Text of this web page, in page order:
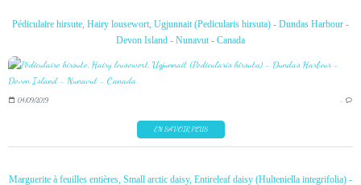
Pédiculaire hirsute, Hairy lousewort, Ugjunnait (Pedicularis hirsuta) - Dundas Harbour -
Devon Island - Nunavut - Canada
04/09/2019 …
EN SAVOIR PLUS
Marguerite à feuilles entières, Small arctic daisy, Entireleaf daisy (Hulteniella integrifolia) -